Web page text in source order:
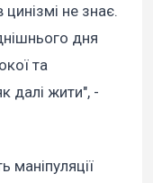
не знає.
дня
та
далі жити", -